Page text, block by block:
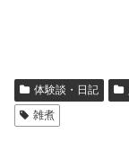
体験談・日記
雑煮